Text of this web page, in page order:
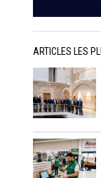
ARTICLES LES